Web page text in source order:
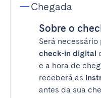
Chegada
Sobre o
Será
check-in digital
e a hora de
receberá as
antes da sua